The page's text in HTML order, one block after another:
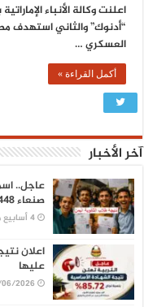
اعلنت وكالة الأنباء
“أدنوك” والثاني استهدف
العسكري …
أكمل القراءة »
آخر الأخبار
عاجل..
صنعاء 1448 – 2026
اعلان
عليها
2026